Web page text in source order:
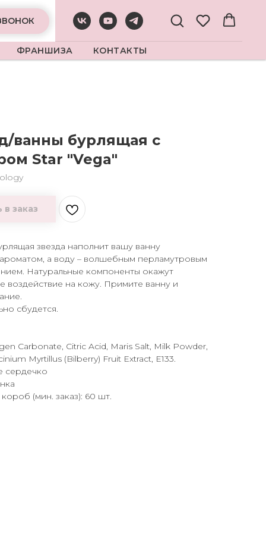
ФРАНШИЗА КОНТАКТЫ
ванны бурлящая с
Star "Vega"
заказ
звезда наполнит вашу ванну
а воду – волшебным перламутровым
Натуральные компоненты окажут
воздействие на кожу. Примите ванну и
сбудется.
Carbonate, Citric Acid, Maris Salt, Milk Powder,
Myrtillus (Bilberry) Fruit Extract, E133.
сердечко
(мин. заказ): 60 шт.